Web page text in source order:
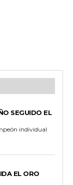
SEGUIDO EL
individual
EL ORO